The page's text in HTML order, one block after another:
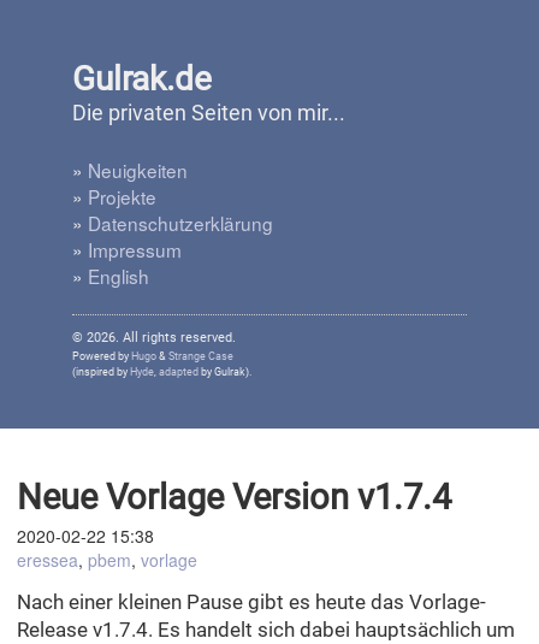
Gulrak.de
Die privaten Seiten von mir...
» Neuigkeiten
» Projekte
» Datenschutzerklärung
» Impressum
» English
© 2026. All rights reserved.
Powered byHugo&Strange Case
(inspired byHyde,adaptedby Gulrak).
Neue Vorlage Version v1.7.4
2020-02-22 15:38
eressea, pbem, vorlage
Nach einer kleinen Pause gibt es heute das Vorlage-
Release v1.7.4. Es handelt sich dabei hauptsächlich um